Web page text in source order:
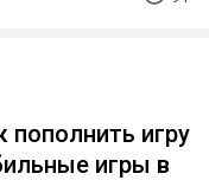
игру
игры в